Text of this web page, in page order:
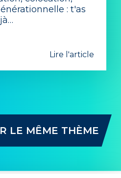
: t'as
Lire l'article
LE MÊME THÈME